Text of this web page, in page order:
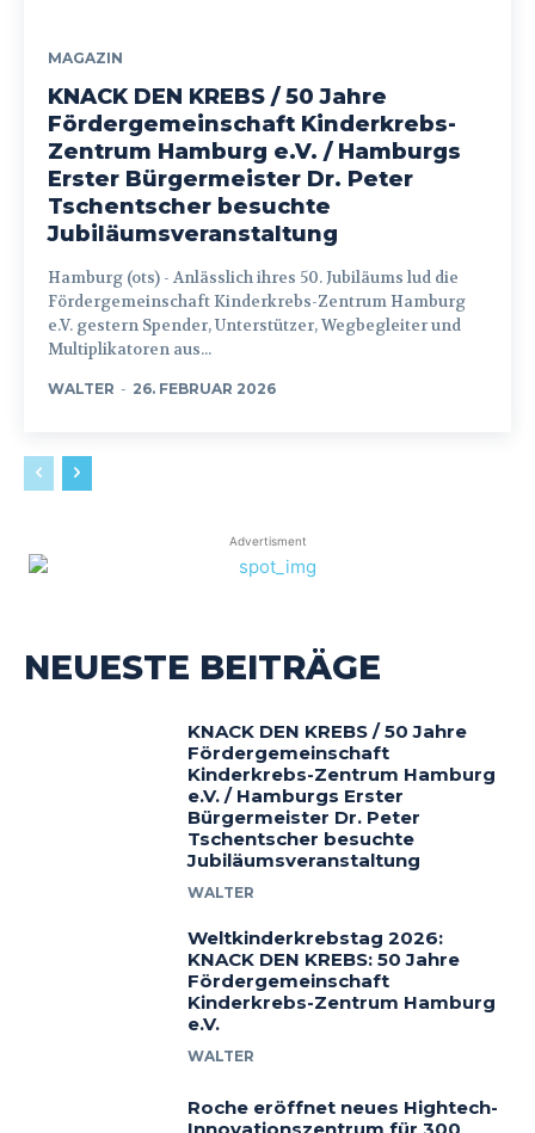
MAGAZIN
KNACK DEN KREBS / 50 Jahre
Fördergemeinschaft Kinderkrebs-
Zentrum Hamburg e.V. / Hamburgs
Erster Bürgermeister Dr. Peter
Tschentscher besuchte
Jubiläumsveranstaltung
Hamburg (ots) - Anlässlich ihres 50. Jubiläums lud die
Fördergemeinschaft Kinderkrebs-Zentrum Hamburg
e.V. gestern Spender, Unterstützer, Wegbegleiter und
Multiplikatoren aus...
WALTER - 26. FEBRUAR 2026
Advertisment
NEUESTE BEITRÄGE
KNACK DEN KREBS / 50 Jahre
Fördergemeinschaft
Kinderkrebs-Zentrum Hamburg
e.V. / Hamburgs Erster
Bürgermeister Dr. Peter
Tschentscher besuchte
Jubiläumsveranstaltung
WALTER
Weltkinderkrebstag 2026:
KNACK DEN KREBS: 50 Jahre
Fördergemeinschaft
Kinderkrebs-Zentrum Hamburg
e.V.
WALTER
Roche eröffnet neues Hightech-